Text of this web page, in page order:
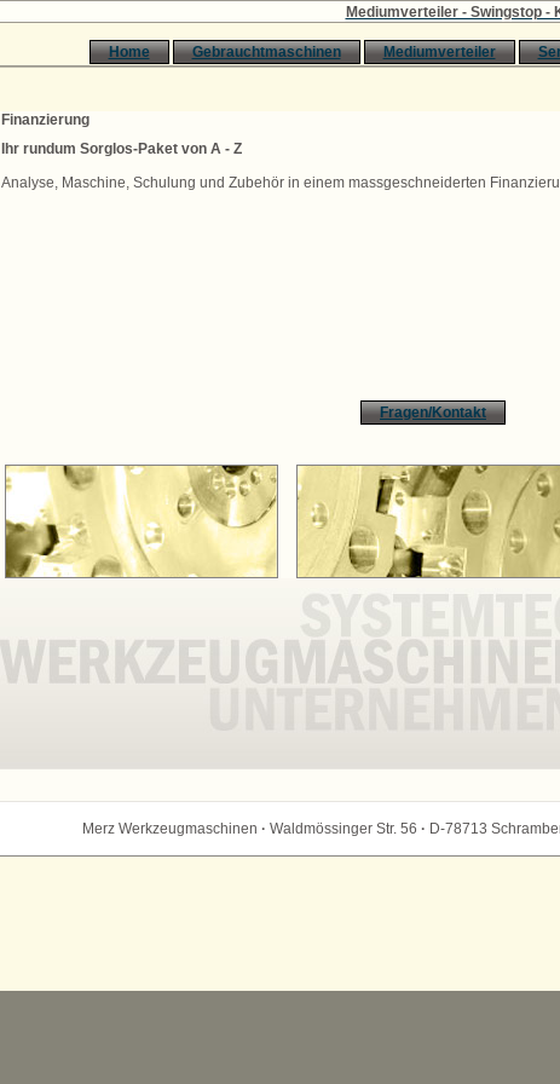
Mediumverteiler - Swingstop -
Home Gebrauchtmaschinen Mediumverteiler
Finanzierung
Ihr rundum Sorglos-Paket von A - Z
Analyse, Maschine, Schulung und Zubehör in einem massgeschneiderten
Fragen/Kontakt
Merz Werkzeugmaschinen · Waldmössinger Str. 56 · D-78713